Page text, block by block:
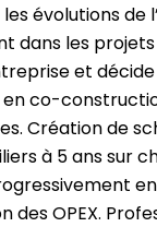
évolutions de
dans les
et
en co-
Création de
à 5 ans sur
des OPEX.